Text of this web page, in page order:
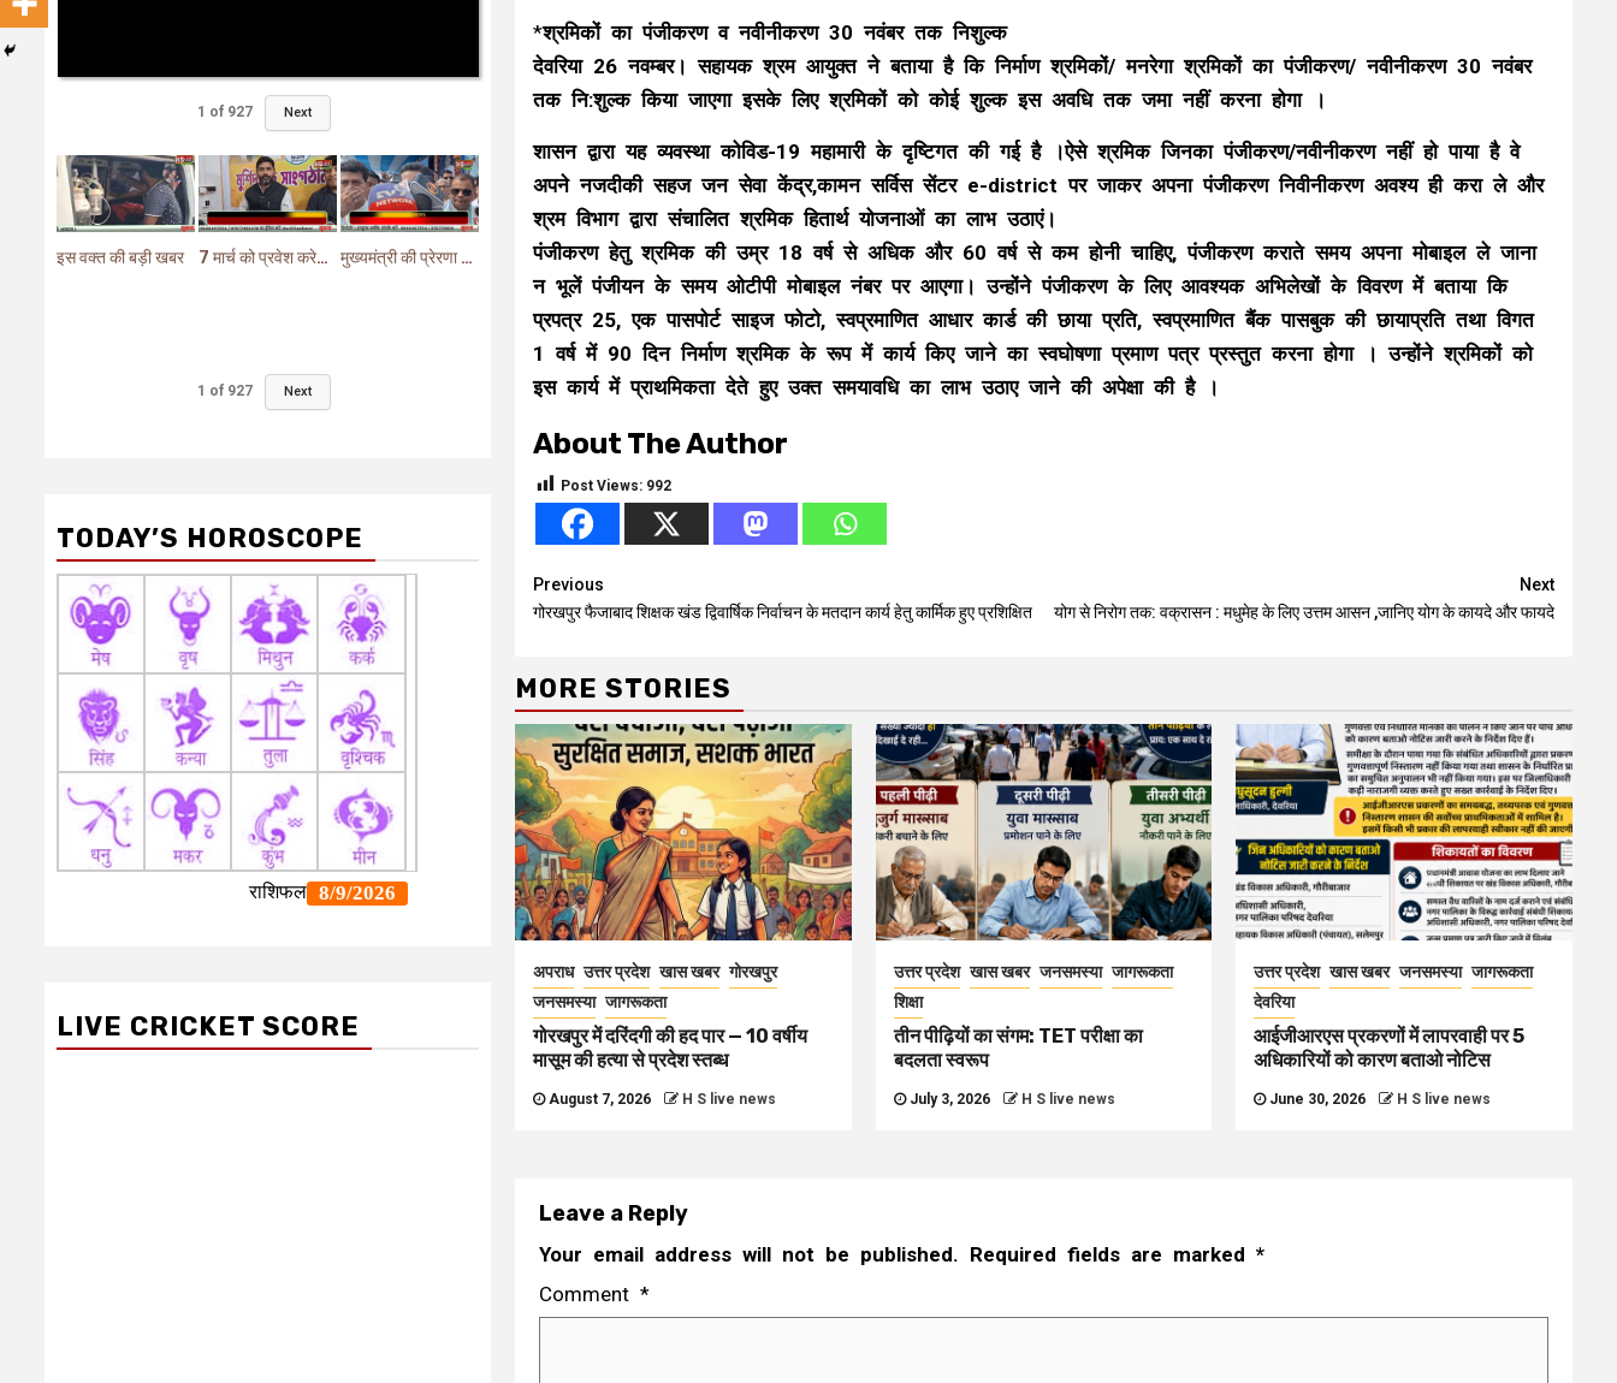
*श्रमिकों का पंजीकरण व नवीनीकरण 30 नवंबर तक निशुल्क
देवरिया 26 नवम्बर। सहायक श्रम आयुक्त ने बताया है कि निर्माण श्रमिकों/ मनरेगा श्रमिकों का पंजीकरण/ नवीनीकरण 30 नवंबर
तक नि:शुल्क किया जाएगा इसके लिए श्रमिकों को कोई शुल्क इस अवधि तक जमा नहीं करना होगा ।
शासन द्वारा यह व्यवस्था कोविड-19 महामारी के दृष्टिगत की गई है ।ऐसे श्रमिक जिनका पंजीकरण/नवीनीकरण नहीं हो पाया है वे
अपने नजदीकी सहज जन सेवा केंद्र,कामन सर्विस सेंटर e-district पर जाकर अपना पंजीकरण निवीनीकरण अवश्य ही करा ले और
श्रम विभाग द्वारा संचालित श्रमिक हितार्थ योजनाओं का लाभ उठाएं।
पंजीकरण हेतु श्रमिक की उम्र 18 वर्ष से अधिक और 60 वर्ष से कम होनी चाहिए, पंजीकरण कराते समय अपना मोबाइल ले जाना
न भूलें पंजीयन के समय ओटीपी मोबाइल नंबर पर आएगा। उन्होंने पंजीकरण के लिए आवश्यक अभिलेखों के विवरण में बताया कि
प्रपत्र 25, एक पासपोर्ट साइज फोटो, स्वप्रमाणित आधार कार्ड की छाया प्रति, स्वप्रमाणित बैंक पासबुक की छायाप्रति तथा विगत
1 वर्ष में 90 दिन निर्माण श्रमिक के रूप में कार्य किए जाने का स्वघोषणा प्रमाण पत्र प्रस्तुत करना होगा । उन्होंने श्रमिकों को
इस कार्य में प्राथमिकता देते हुए उक्त समयावधि का लाभ उठाए जाने की अपेक्षा की है ।
About The Author
Post Views: 992
Continue
Reading
Previous
गोरखपुर फैजाबाद शिक्षक खंड द्विवार्षिक निर्वाचन के मतदान कार्य हेतु कार्मिक हुए प्रशिक्षित
Next
योग से निरोग तक: वक्रासन : मधुमेह के लिए उत्तम आसन ,जानिए योग के कायदे और फायदे
MORE STORIES
अपराध उत्तर प्रदेश खास खबर गोरखपुर
जनसमस्या जागरूकता
गोरखपुर में दरिंदगी की हद पार — 10 वर्षीय
मासूम की हत्या से प्रदेश स्तब्ध
August 7, 2026 H S live news
उत्तर प्रदेश खास खबर जनसमस्या जागरूकता
शिक्षा
तीन पीढ़ियों का संगम: TET परीक्षा का
बदलता स्वरूप
July 3, 2026 H S live news
उत्तर प्रदेश खास खबर जनसमस्या जागरूकता
देवरिया
आईजीआरएस प्रकरणों में लापरवाही पर 5
अधिकारियों को कारण बताओ नोटिस
June 30, 2026 H S live news
Leave a Reply
Your email address will not be published. Required fields are marked *
Comment *
1 of 927 Next
इस वक्त की बड़ी खबर 7 मार्च को प्रवेश करेगा मुर्शिदाबाद में बीजेपी का परिवर्तन यात्रा रथ मुख्यमंत्री की प्रेरणा से दो महत्वपूर्ण योजनाओं का हुआ शिलान्यास
1 of 927 Next
TODAY’S HOROSCOPE
LIVE CRICKET SCORE